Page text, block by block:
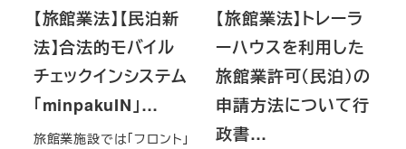
【旅館業法】【民泊新
法】合法的モバイル
チェックインシステム
「minpakuIN」…
旅館業施設では「フロント」
【旅館業法】トレーラ
ーハウスを利用した
旅館業許可（民泊）の
申請方法について行
政書…